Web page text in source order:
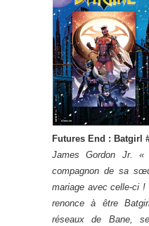
Futures End : Batgirl
James Gordon Jr.
compagnon de sa
mariage avec celle-ci !
renonce à être
réseaux de Bane,